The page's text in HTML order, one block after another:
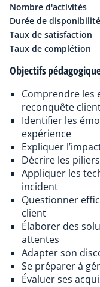
Nombre d'activités
Durée de
Taux de satisfaction
Taux de complétion
Objectifs
Comprendre les
reconquête
Identifier les
expérience
Expliquer
Décrire les
Appliquer les
incident
Questionner
client
Élaborer des
attentes
Adapter son
Se préparer à
Évaluer ses